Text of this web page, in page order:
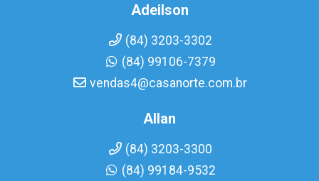
Adeilson
(84) 3203-3302
(84) 99106-7379
vendas4@casanorte.com.br
Allan
(84) 3203-3300
(84) 99184-9532